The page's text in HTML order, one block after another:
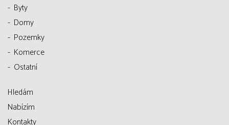
Byty
Domy
Pozemky
Komerce
Ostatní
Hledám
Nabízím
Kontakty